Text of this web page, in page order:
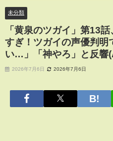
未分類
「黄泉のツガイ」第13
すぎ！ツガイの声優判明
い…」「神やろ」と反響
2026年7月6日 2026年7月6日